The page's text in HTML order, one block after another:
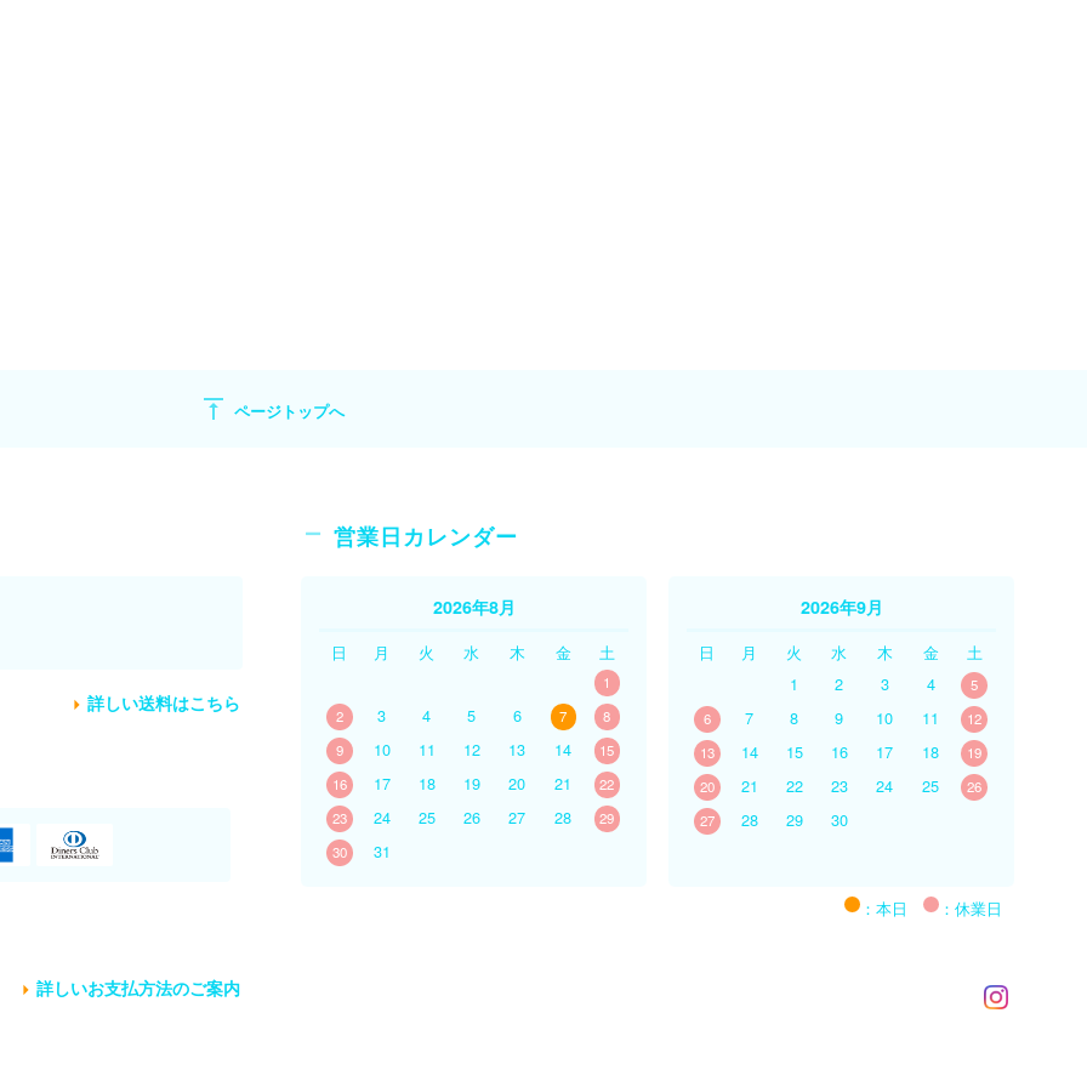
vertical_align_top ページトップへ
詳しい送料はこちら
詳しいお支払方法のご案内
営業日カレンダー
2026年8月
日 月 火 水 木 金 土
1
2
3 4 5 6 7
8
9
10 11 12 13 14
15
16
17 18 19 20 21
22
23
24 25 26 27 28
29
30
31
2026年9月
日 月 火 水 木 金
土
1
2 3 4
5
6
7 8 9 10 11
12
13
14 15 16 17 18
19
20
21 22 23 24 25
26
27
28 29 30
：本日 ：休業日